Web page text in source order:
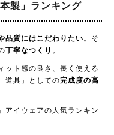
本製」ランキング
品質にはこだわりたい。そ
丁寧なつくり 。
ット感の良さ、長く使える
道具」としての完成度の高
」アイウェアの人気ランキン